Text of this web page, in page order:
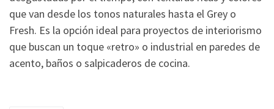
que van desde los tonos naturales hasta el Grey o
Fresh. Es la opción ideal para proyectos de interiorismo
que buscan un toque «retro» o industrial en paredes de
acento, baños o salpicaderos de cocina.